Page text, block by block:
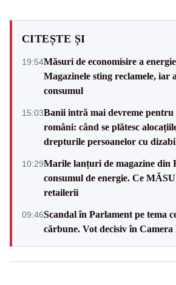
CITEȘTE ȘI
19:54Măsuri de economisire a
Magazinele sting reclamele, iar
consumul
15:03Banii intră mai devreme pentru
români: când se plătesc
drepturile persoanelor cu
10:29Marile lanțuri de magazine din
consumul de energie. Ce
retailerii
09:46Scandal în Parlament pe tema
cărbune. Vot decisiv în